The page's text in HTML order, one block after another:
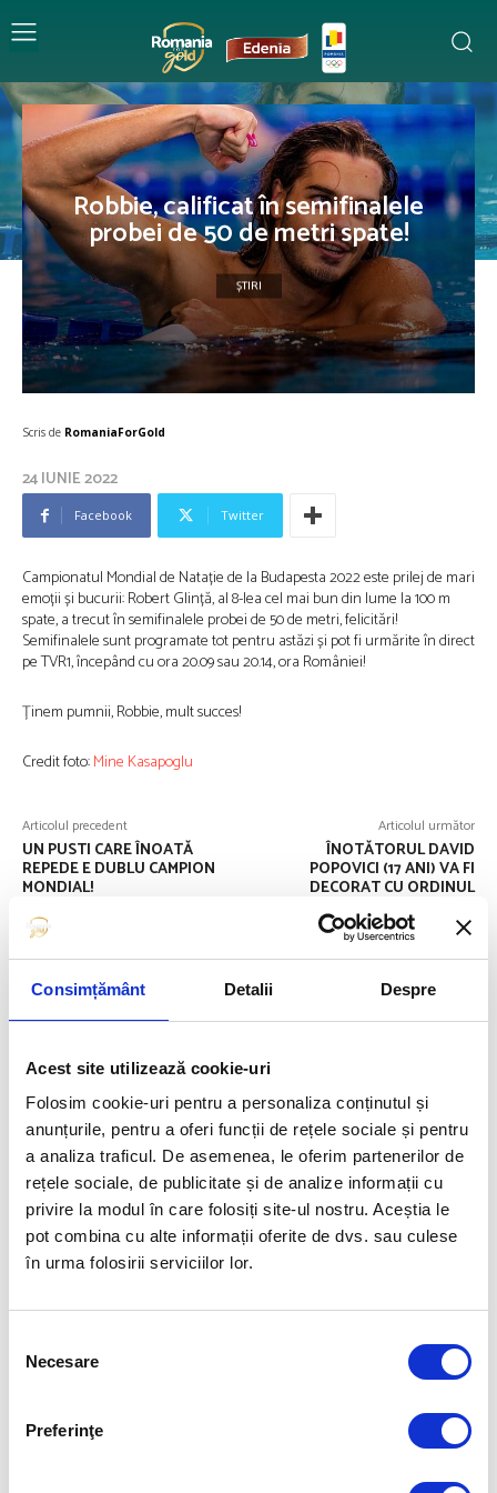
Consimțământ Detalii Despre
Acest site utilizează cookie-uri
Folosim cookie-uri pentru a personaliza conținutul și
anunțurile, pentru a oferi funcții de rețele sociale și pentru
a analiza traficul. De asemenea, le oferim partenerilor de
rețele sociale, de publicitate și de analize informații cu
privire la modul în care folosiți site-ul nostru. Aceștia le
pot combina cu alte informații oferite de dvs. sau culese
în urma folosirii serviciilor lor.
consimțământului
Necesare
Preferinţe
Robbie, calificat în semifinalele
probei de 50 de metri spate!
ȘTIRI
Scris de RomaniaForGold
24 IUNIE 2022
Facebook Twitter
Campionatul Mondial de Natație de la Budapesta 2022 este prilej de mari
emoții și bucurii: Robert Glință, al 8-lea cel mai bun din lume la 100 m
spate, a trecut în semifinalele probei de 50 de metri, felicitări!
Semifinalele sunt programate tot pentru astăzi și pot fi urmărite în direct
pe TVR1, începând cu ora 20.09 sau 20.14, ora României!
Ținem pumnii, Robbie, mult succes!
Credit foto:Mine Kasapoglu
Articolul precedent
UN PUSTI CARE ÎNOATĂ
REPEDE E DUBLU CAMPION
MONDIAL!
Articolul următor
ÎNOTĂTORUL DAVID
POPOVICI (17 ANI) VA FI
DECORAT CU ORDINUL
NAȚIONAL ”STEAUA
ROMÂNIEI” ÎN GRAD DE
CAVALER, CEA MAI ÎNALTĂ
DISTINCȚIE A STATULUI,
PENTRU CELE DOUĂ MEDALII
DE AUR CÂȘTIGATE LA
CAMPIONATUL MONDIAL.
FUELLED BY